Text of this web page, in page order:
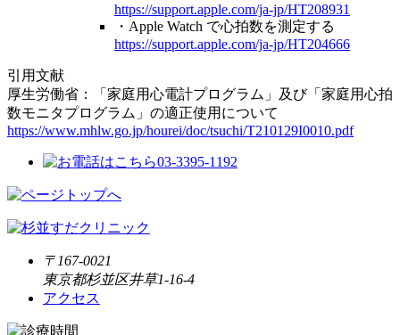
https://support.apple.com/ja-jp/HT208931
・Apple Watch で心拍数を測定する
https://support.apple.com/ja-jp/HT204666
引用文献
厚生労働省：「家庭用心電計プログラム」及び「家庭用心拍
数モニタプログラム」の適正使用について
https://www.mhlw.go.jp/hourei/doc/tsuchi/T210129I0010.pdf
〒167-0021
東京都杉並区井草1-16-4
アクセス